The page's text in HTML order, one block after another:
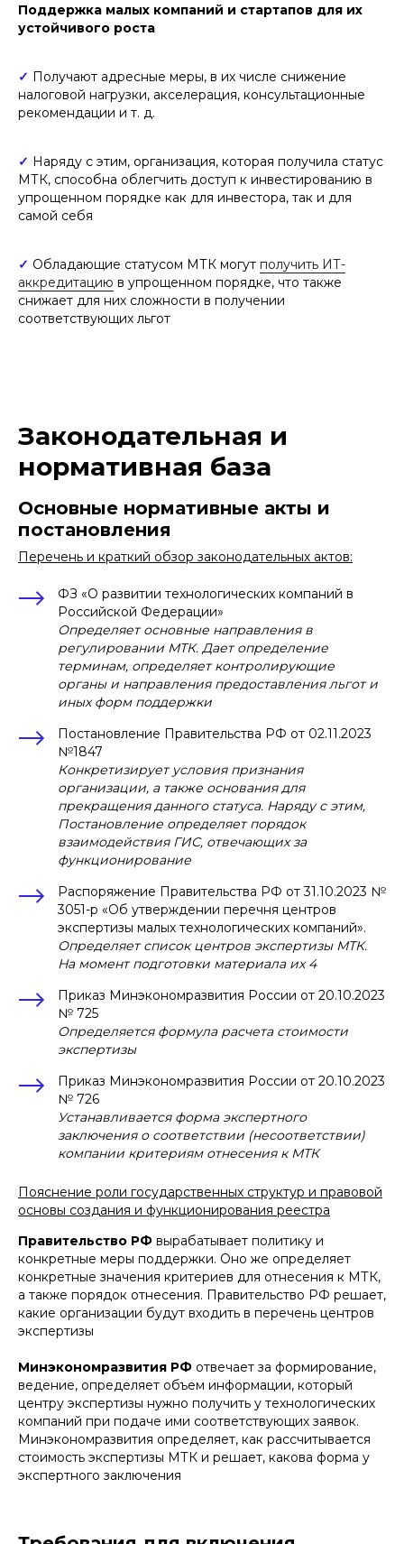
Поддержка малых компаний и стартапов для их
устойчивого роста
✓ Получают адресные меры, в их числе снижение
налоговой нагрузки, акселерация, консультационные
рекомендации и т. д.
✓ Наряду с этим, организация, которая получила статус
МТК, способна облегчить доступ к инвестированию в
упрощенном порядке как для инвестора, так и для
самой себя
✓ Обладающие статусом МТК могут получить ИТ-
аккредитацию в упрощенном порядке, что также
снижает для них сложности в получении
соответствующих льгот
Законодательная и
нормативная база
Основные нормативные акты и
постановления
Перечень и краткий обзор законодательных актов:
ФЗ «О развитии технологических компаний в
Российской Федерации»
Определяет основные направления в
регулировании МТК. Дает определение
терминам, определяет контролирующие
органы и направления предоставления льгот и
иных форм поддержки
Постановление Правительства РФ от 02.11.2023
№1847
Конкретизирует условия признания
организации, а также основания для
прекращения данного статуса. Наряду с этим,
Постановление определяет порядок
взаимодействия ГИС, отвечающих за
функционирование
Распоряжение Правительства РФ от 31.10.2023 №
3051-р «Об утверждении перечня центров
экспертизы малых технологических компаний».
Определяет список центров экспертизы МТК.
На момент подготовки материала их 4
Приказ Минэкономразвития России от 20.10.2023
№ 725
Определяется формула расчета стоимости
экспертизы
Приказ Минэкономразвития России от 20.10.2023
№ 726
Устанавливается форма экспертного
заключения о соответствии (несоответствии)
компании критериям отнесения к МТК
Пояснение роли государственных структур и правовой
основы создания и функционирования реестра
Правительство РФ вырабатывает политику и
конкретные меры поддержки. Оно же определяет
конкретные значения критериев для отнесения к МТК,
а также порядок отнесения. Правительство РФ решает,
какие организации будут входить в перечень центров
экспертизы
Минэкономразвития РФ отвечает за формирование,
ведение, определяет объем информации, который
центру экспертизы нужно получить у технологических
компаний при подаче ими соответствующих заявок.
Минэкономразвития определяет, как рассчитывается
стоимость экспертизы МТК и решает, какова форма у
экспертного заключения